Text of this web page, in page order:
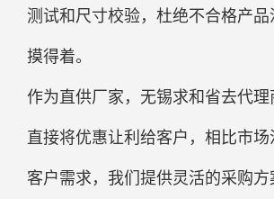
测试和尺寸校验，杜绝不合格产
摸得着。
作为直供厂家，无锡求和省去代
直接将优惠让利给客户，相比市
客户需求，我们提供灵活的采购